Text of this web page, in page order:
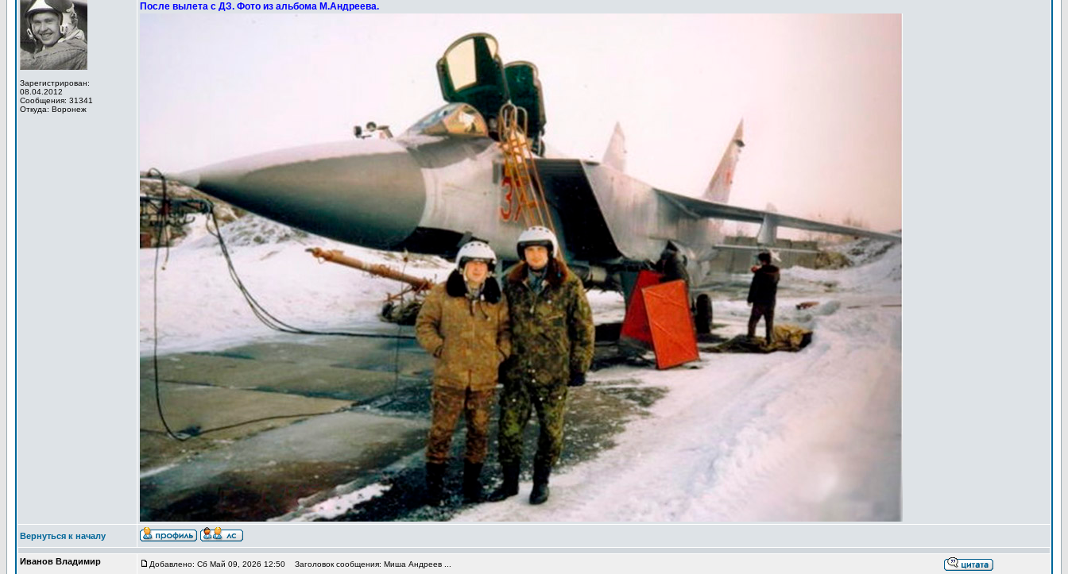
Зарегистрирован:
08.04.2012
Сообщения: 31341
Откуда: Воронеж
После вылета с ДЗ. Фото из альбома М.Андреева.
Вернуться к началу
Иванов Владимир Добавлено: Сб Май 09, 2026 12:50 Заголовок сообщения: Миша Андреев ...